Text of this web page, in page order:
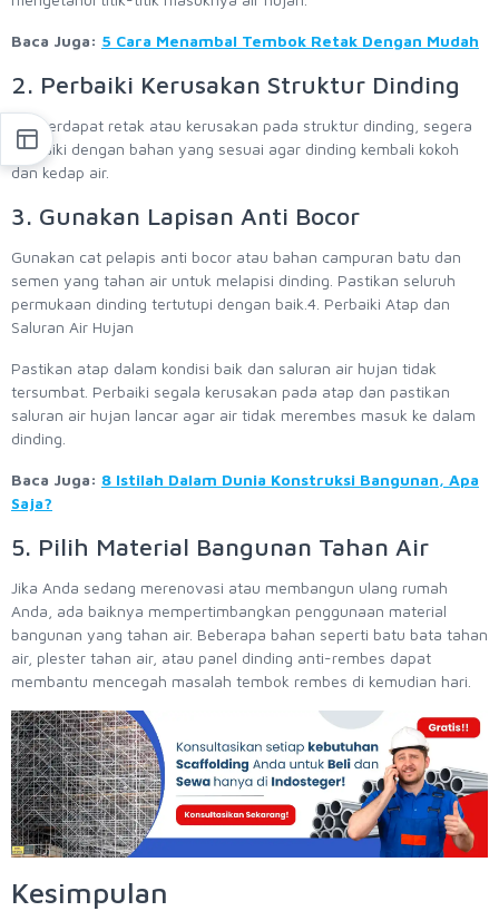
Baca Juga: 5 Cara Menambal Tembok Retak Dengan Mudah
2. Perbaiki Kerusakan Struktur Dinding
Jika terdapat retak atau kerusakan pada struktur dinding, segera
perbaiki dengan bahan yang sesuai agar dinding kembali kokoh
dan kedap air.
3. Gunakan Lapisan Anti Bocor
Gunakan cat pelapis anti bocor atau bahan campuran batu dan
semen yang tahan air untuk melapisi dinding. Pastikan seluruh
permukaan dinding tertutupi dengan baik.4. Perbaiki Atap dan
Saluran Air Hujan
Pastikan atap dalam kondisi baik dan saluran air hujan tidak
tersumbat. Perbaiki segala kerusakan pada atap dan pastikan
saluran air hujan lancar agar air tidak merembes masuk ke dalam
dinding.
Baca Juga: 8 Istilah Dalam Dunia Konstruksi Bangunan, Apa
Saja?
5. Pilih Material Bangunan Tahan Air
Jika Anda sedang merenovasi atau membangun ulang rumah
Anda, ada baiknya mempertimbangkan penggunaan material
bangunan yang tahan air. Beberapa bahan seperti batu bata tahan
air, plester tahan air, atau panel dinding anti-rembes dapat
membantu mencegah masalah tembok rembes di kemudian hari.
Kesimpulan